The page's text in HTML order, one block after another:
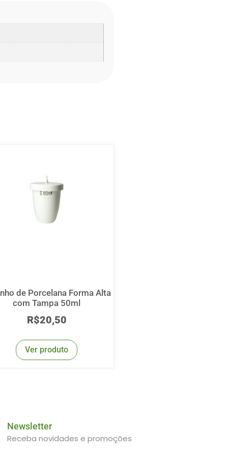
de Porcelana Forma Alta
com Tampa 50ml
R$20,50
Ver produto
Newsletter
Receba novidades e promoções